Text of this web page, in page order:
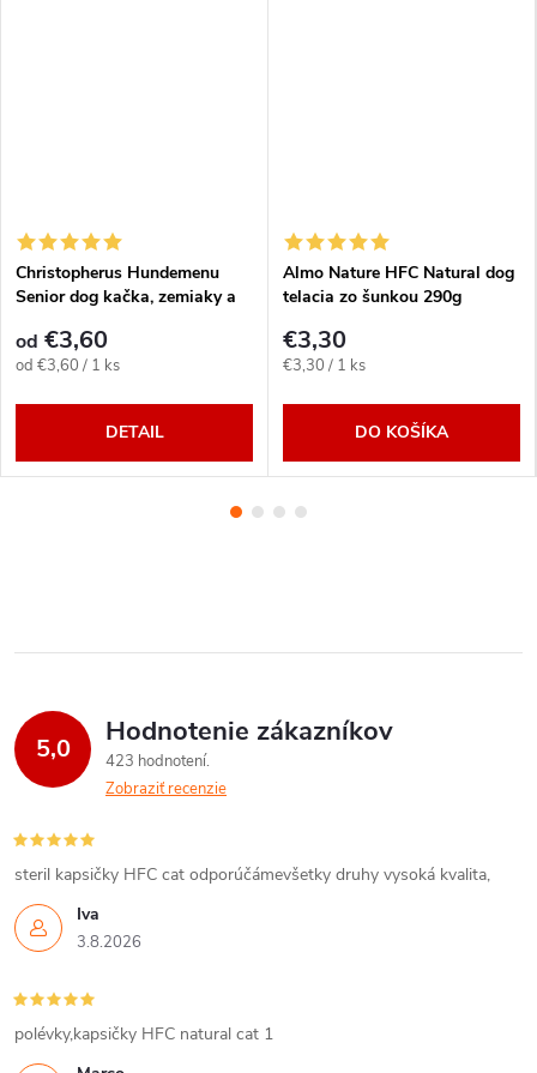
Christopherus Hundemenu
Senior dog kačka, zemiaky a
od €3,60
Jednotková
od €3,60 / 1 ks
DETAIL
Almo Nature HFC Natural dog
telacia zo šunkou 290g
€3,30
Jednotková
€3,30 / 1 ks
DO KOŠÍKA
5,0 Hodnotenie zákazníkov
423 hodnotení
Zobraziť recenzie
Iva
3.8.2026
steril kapsičky HFC cat odporúčámevšetky druhy vysoká kvalita,
polévky,kapsičky HFC natural cat 1